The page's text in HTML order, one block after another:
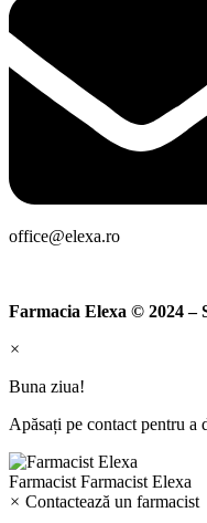
office@elexa.ro
Farmacia Elexa © 2024 –
×
Buna ziua!
Apăsați pe contact pentru a
Farmacist Farmacist Elexa
× Contactează un farmacist